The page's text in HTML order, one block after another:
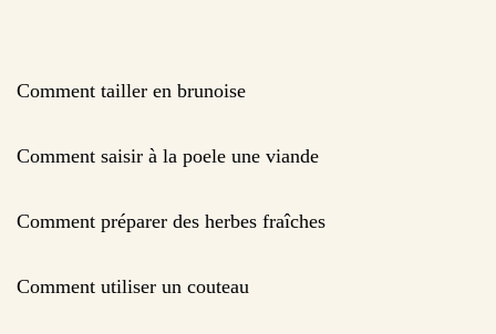
Comment tailler en brunoise
Comment saisir à la poele une viande
Comment préparer des herbes fraîches
Comment utiliser un couteau